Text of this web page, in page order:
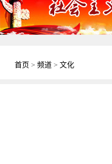
首页 > 频道 > 文化